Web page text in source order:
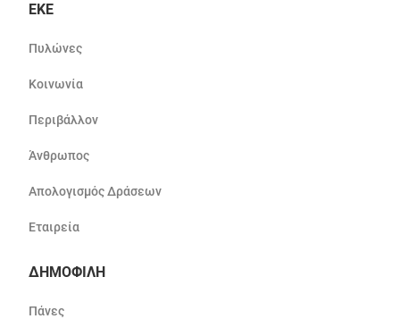
ΕΚΕ
Πυλώνες
Κοινωνία
Περιβάλλον
Άνθρωπος
Απολογισμός Δράσεων
Εταιρεία
ΔΗΜΟΦΙΛΗ
Πάνες